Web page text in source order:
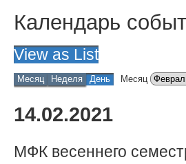
Календарь
View as List
Месяц Неделя День Месяц
14.02.2021
МФК весеннего